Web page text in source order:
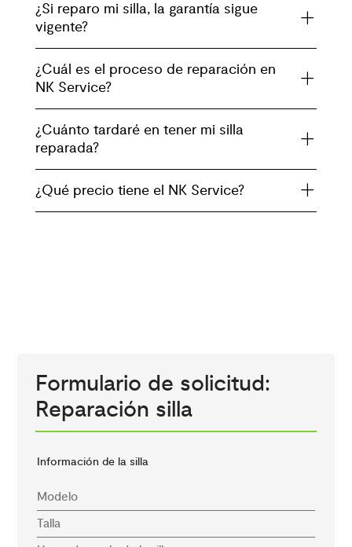
¿Si reparo mi silla, la garantía sigue
vigente?
¿Cuál es el proceso de reparación en
NK Service?
¿Cuánto tardaré en tener mi silla
reparada?
¿Qué precio tiene el NK Service?
Formulario de solicitud:
Reparación silla
Información de la silla